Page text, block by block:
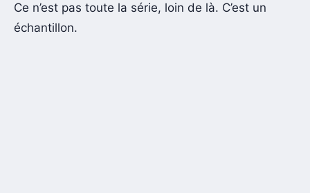
Ce n’est pas toute la série, loin de là. C’est un
échantillon.